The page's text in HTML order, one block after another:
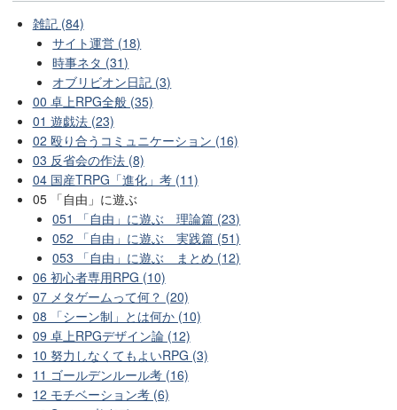
雑記 (84)
サイト運営 (18)
時事ネタ (31)
オブリビオン日記 (3)
00 卓上RPG全般 (35)
01 遊戯法 (23)
02 殴り合うコミュニケーション (16)
03 反省会の作法 (8)
04 国産TRPG「進化」考 (11)
05 「自由」に遊ぶ
051 「自由」に遊ぶ 理論篇 (23)
052 「自由」に遊ぶ 実践篇 (51)
053 「自由」に遊ぶ まとめ (12)
06 初心者専用RPG (10)
07 メタゲームって何？ (20)
08 「シーン制」とは何か (10)
09 卓上RPGデザイン論 (12)
10 努力しなくてもよいRPG (3)
11 ゴールデンルール考 (16)
12 モチベーション考 (6)